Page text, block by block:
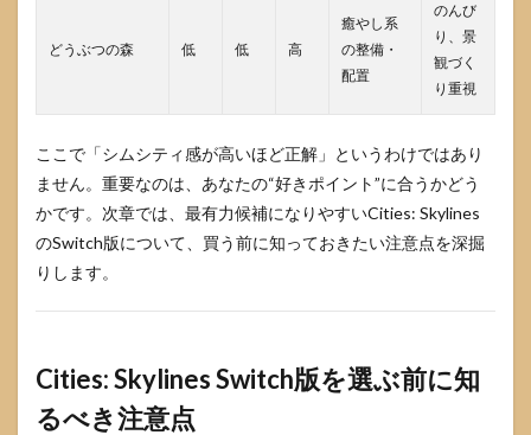
どうぶつの森 低 低 高
癒やし系
の整備・
配置
のんび
り、景
観づく
り重視
ここで「シムシティ感が高いほど正解」というわけではあり
ません。重要なのは、あなたの“好きポイント”に合うかどう
かです。次章では、最有力候補になりやすいCities: Skylines
のSwitch版について、買う前に知っておきたい注意点を深掘
りします。
Cities: Skylines Switch版を選ぶ前に知
るべき注意点